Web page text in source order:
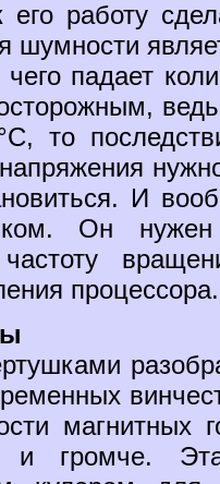
его работу
шумности
чего падает
то
И
Он
процессора.
магнитных
и громче.